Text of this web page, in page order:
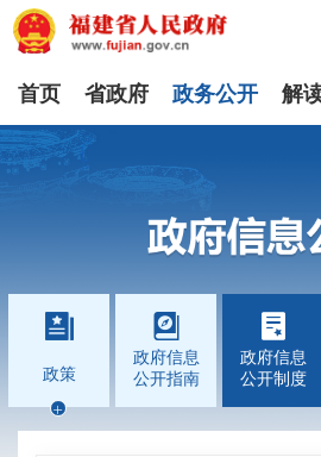
首页 省政府 政务公开 解
政策


政府信息
公开指南

政府信息
公开制度